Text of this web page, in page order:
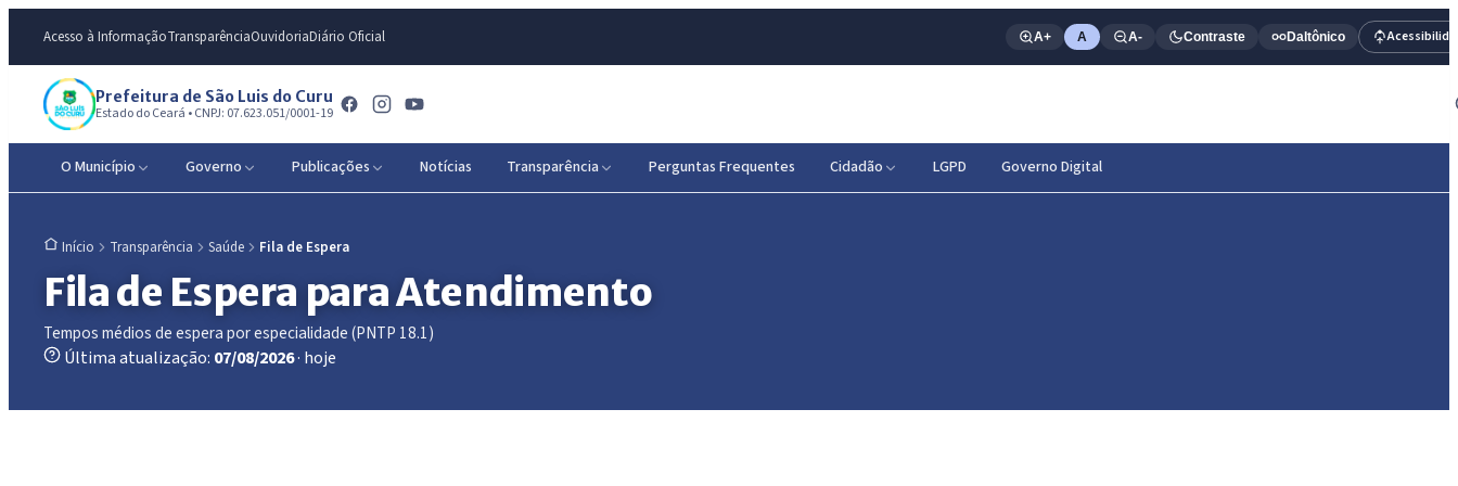
Acesso à InformaçãoTransparênciaOuvidoriaDiário Oficial A+ A A- Contraste Daltônico
Prefeitura de São Luis do Curu
Estado do Ceará • CNPJ: 07.623.051/0001-19
O Município Governo Publicações Notícias Transparência Perguntas Frequentes Cidadão LGPD Governo Digital
Início Transparência Saúde Fila de Espera
Fila de Espera para Atendimento
Tempos médios de espera por especialidade (PNTP 18.1)
Última atualização: 07/08/2026· hoje